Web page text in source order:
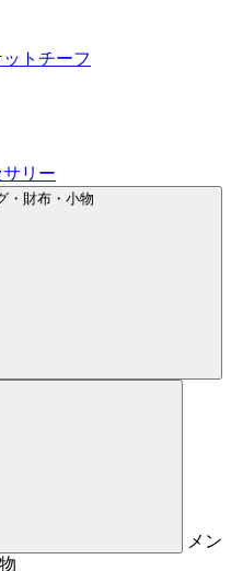
トチーフ
リー
・財布・小物
メン